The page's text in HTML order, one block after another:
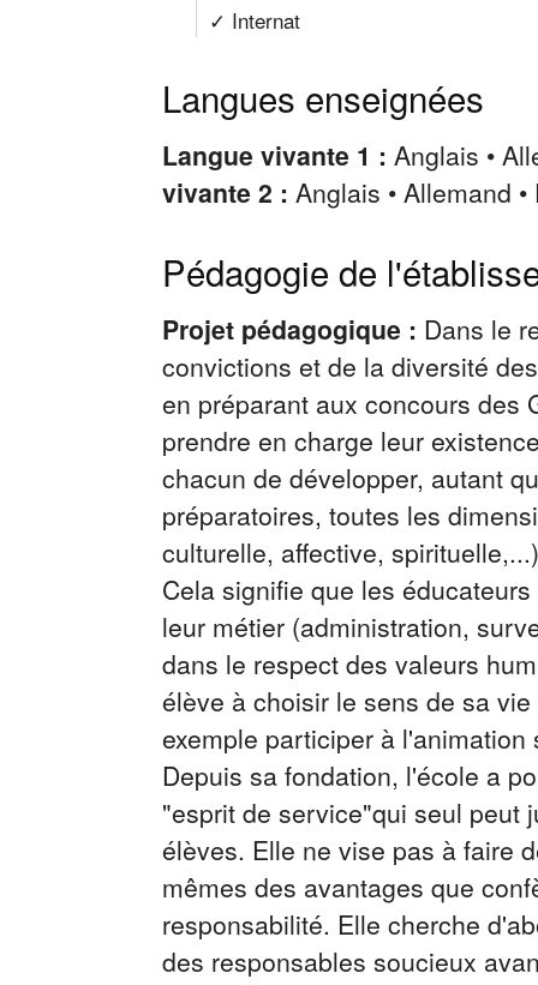
✓ Internat
Langues enseignées
Langue vivante 1 : Anglais •
vivante 2 : Anglais • Allemand
Pédagogie de
Projet pédagogique : Dans le
convictions et de la diversité
en préparant aux concours des
prendre en charge leur
chacun de développer, autant
préparatoires, toutes les
culturelle, affective, spirituelle,...)
Cela signifie que les
leur métier (administration,
dans le respect des valeurs
élève à choisir le sens de sa
exemple participer à
Depuis sa fondation, l'école a
"esprit de service"qui seul peut
élèves. Elle ne vise pas à faire
mêmes des avantages que
responsabilité. Elle cherche
des responsables soucieux